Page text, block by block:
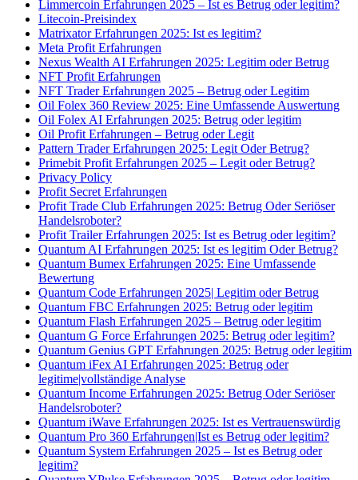
Limmercoin Erfahrungen 2025 – Ist es Betrug oder legitim?
Litecoin-Preisindex
Matrixator Erfahrungen 2025: Ist es legitim?
Meta Profit Erfahrungen
Nexus Wealth AI Erfahrungen 2025: Legitim oder Betrug
NFT Profit Erfahrungen
NFT Trader Erfahrungen 2025 – Betrug oder Legitim
Oil Folex 360 Review 2025: Eine Umfassende Auswertung
Oil Folex AI Erfahrungen 2025: Betrug oder legitim
Oil Profit Erfahrungen – Betrug oder Legit
Pattern Trader Erfahrungen 2025: Legit Oder Betrug?
Primebit Profit Erfahrungen 2025 – Legit oder Betrug?
Privacy Policy
Profit Secret Erfahrungen
Profit Trade Club Erfahrungen 2025: Betrug Oder Seriöser
Handelsroboter?
Profit Trailer Erfahrungen 2025: Ist es Betrug oder legitim?
Quantum AI Erfahrungen 2025: Ist es legitim Oder Betrug?
Quantum Bumex Erfahrungen 2025: Eine Umfassende
Bewertung
Quantum Code Erfahrungen 2025| Legitim oder Betrug
Quantum FBC Erfahrungen 2025: Betrug oder legitim
Quantum Flash Erfahrungen 2025 – Betrug oder legitim
Quantum G Force Erfahrungen 2025: Betrug oder legitim?
Quantum Genius GPT Erfahrungen 2025: Betrug oder legitim
Quantum iFex AI Erfahrungen 2025: Betrug oder
legitime|vollständige Analyse
Quantum Income Erfahrungen 2025: Betrug Oder Seriöser
Handelsroboter?
Quantum iWave Erfahrungen 2025: Ist es Vertrauenswürdig
Quantum Pro 360 Erfahrungen|Ist es Betrug oder legitim?
Quantum System Erfahrungen 2025 – Ist es Betrug oder
legitim?